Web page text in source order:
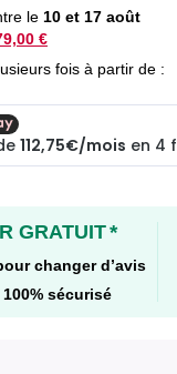
le 10 et 17 août
€
fois à partir de :
GRATUIT*
changer d’avis
sécurisé